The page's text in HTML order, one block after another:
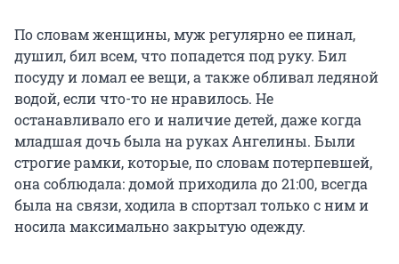
По словам женщины, муж регулярно ее пинал,
душил, бил всем, что попадется под руку. Бил
посуду и ломал ее вещи, а также обливал ледяной
водой, если что-то не нравилось. Не
останавливало его и наличие детей, даже когда
младшая дочь была на руках Ангелины. Были
строгие рамки, которые, по словам потерпевшей,
она соблюдала: домой приходила до 21:00, всегда
была на связи, ходила в спортзал только с ним и
носила максимально закрытую одежду.